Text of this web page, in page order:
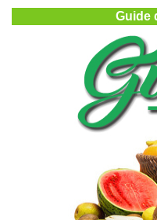
Guide